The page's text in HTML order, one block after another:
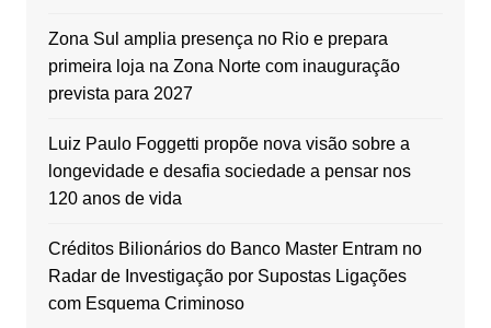
Zona Sul amplia presença no Rio e prepara
primeira loja na Zona Norte com inauguração
prevista para 2027
Luiz Paulo Foggetti propõe nova visão sobre a
longevidade e desafia sociedade a pensar nos
120 anos de vida
Créditos Bilionários do Banco Master Entram no
Radar de Investigação por Supostas Ligações
com Esquema Criminoso